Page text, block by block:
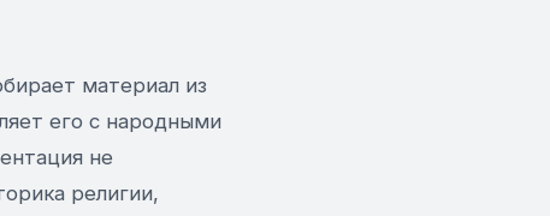
материал из
его с народными
не
религии,